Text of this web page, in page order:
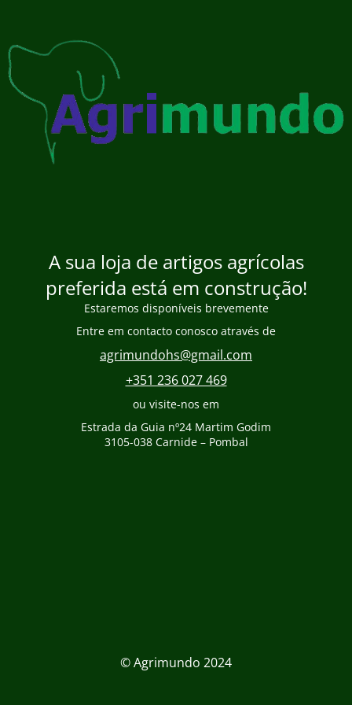
A sua loja de artigos agrícolas
preferida está em construção!
Estaremos disponíveis brevemente
Entre em contacto conosco através de
agrimundohs@gmail.com
+351 236 027 469
ou visite-nos em
Estrada da Guia nº24 Martim Godim
3105-038 Carnide – Pombal
© Agrimundo 2024